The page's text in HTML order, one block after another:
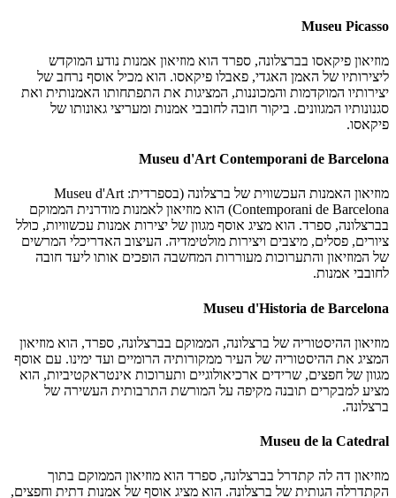
Museu Picasso
מוזיאון פיקאסו בברצלונה, ספרד הוא מוזיאון אמנות נודע המוקדש
ליצירותיו של האמן האגדי, פאבלו פיקאסו. הוא מכיל אוסף נרחב של
יצירותיו המוקדמות והמכוננות, המציגות את התפתחותו האמנותית ואת
סגנונותיו המגוונים. ביקור חובה לחובבי אמנות ומעריצי גאונותו של
פיקאסו.
Museu d'Art Contemporani de Barcelona
מוזיאון האמנות העכשווית של ברצלונה (בספרדית: Museu d'Art
Contemporani de Barcelona) הוא מוזיאון לאמנות מודרנית הממוקם
בברצלונה, ספרד. הוא מציג אוסף מגוון של יצירות אמנות עכשוויות, כולל
ציורים, פסלים, מיצבים ויצירות מולטימדיה. העיצוב האדריכלי המרשים
של המוזיאון והתערוכות מעוררות המחשבה הופכים אותו ליעד חובה
לחובבי אמנות.
Museu d'Historia de Barcelona
מוזיאון ההיסטוריה של ברצלונה, הממוקם בברצלונה, ספרד, הוא מוזיאון
המציג את ההיסטוריה של העיר ממקורותיה הרומיים ועד ימינו. עם אוסף
מגוון של חפצים, שרידים ארכיאולוגיים ותערוכות אינטראקטיביות, הוא
מציע למבקרים תובנה מקיפה על המורשת התרבותית העשירה של
ברצלונה.
Museu de la Catedral
מוזיאון דה לה קתדרל בברצלונה, ספרד הוא מוזיאון הממוקם בתוך
הקתדרלה הגותית של ברצלונה. הוא מציג אוסף של אמנות דתית וחפצים,